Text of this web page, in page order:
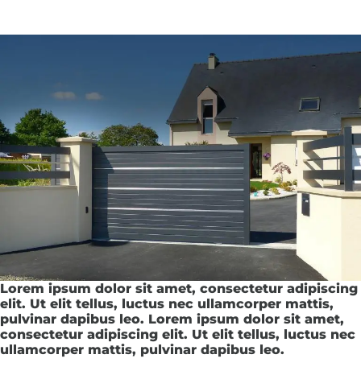
Lorem ipsum dolor sit amet, consectetur adipiscing
elit. Ut elit tellus, luctus nec ullamcorper mattis,
pulvinar dapibus leo. Lorem ipsum dolor sit amet,
consectetur adipiscing elit. Ut elit tellus, luctus nec
ullamcorper mattis, pulvinar dapibus leo.